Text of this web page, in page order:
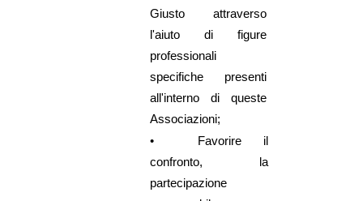
Giusto attraverso
l'aiuto di figure
professionali
specifiche presenti
all'interno di queste
Associazioni;
• Favorire il
confronto, la
partecipazione